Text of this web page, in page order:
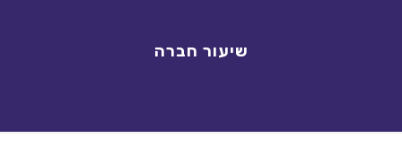
שיעור חברה